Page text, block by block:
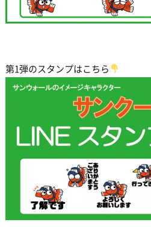
第1弾のスタンプはこちら